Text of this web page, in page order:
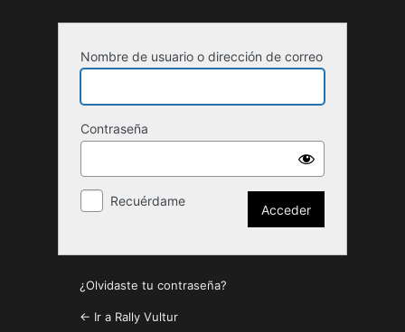
Nombre de usuario o dirección de correo
Contraseña
Recuérdame
¿Olvidaste tu contraseña?
← Ir a Rally Vultur